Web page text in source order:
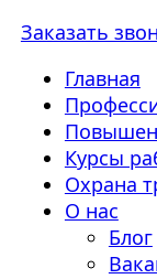
Заказать
Главная
Курсы
Охрана
О нас
Блог